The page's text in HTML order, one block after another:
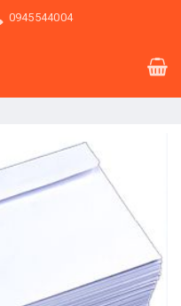
0945544004